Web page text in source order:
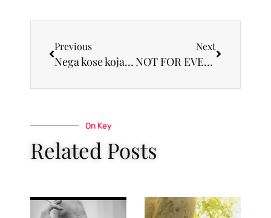
Previous
Nega kose koja zaista daje rezultate – od prvog do poslednjeg koraka
Next
NOT FOR EVERYBODY: Bruno Banani okupio Beograd na večeri koja miriše na leto, energiju i stav
On Key
Related Posts